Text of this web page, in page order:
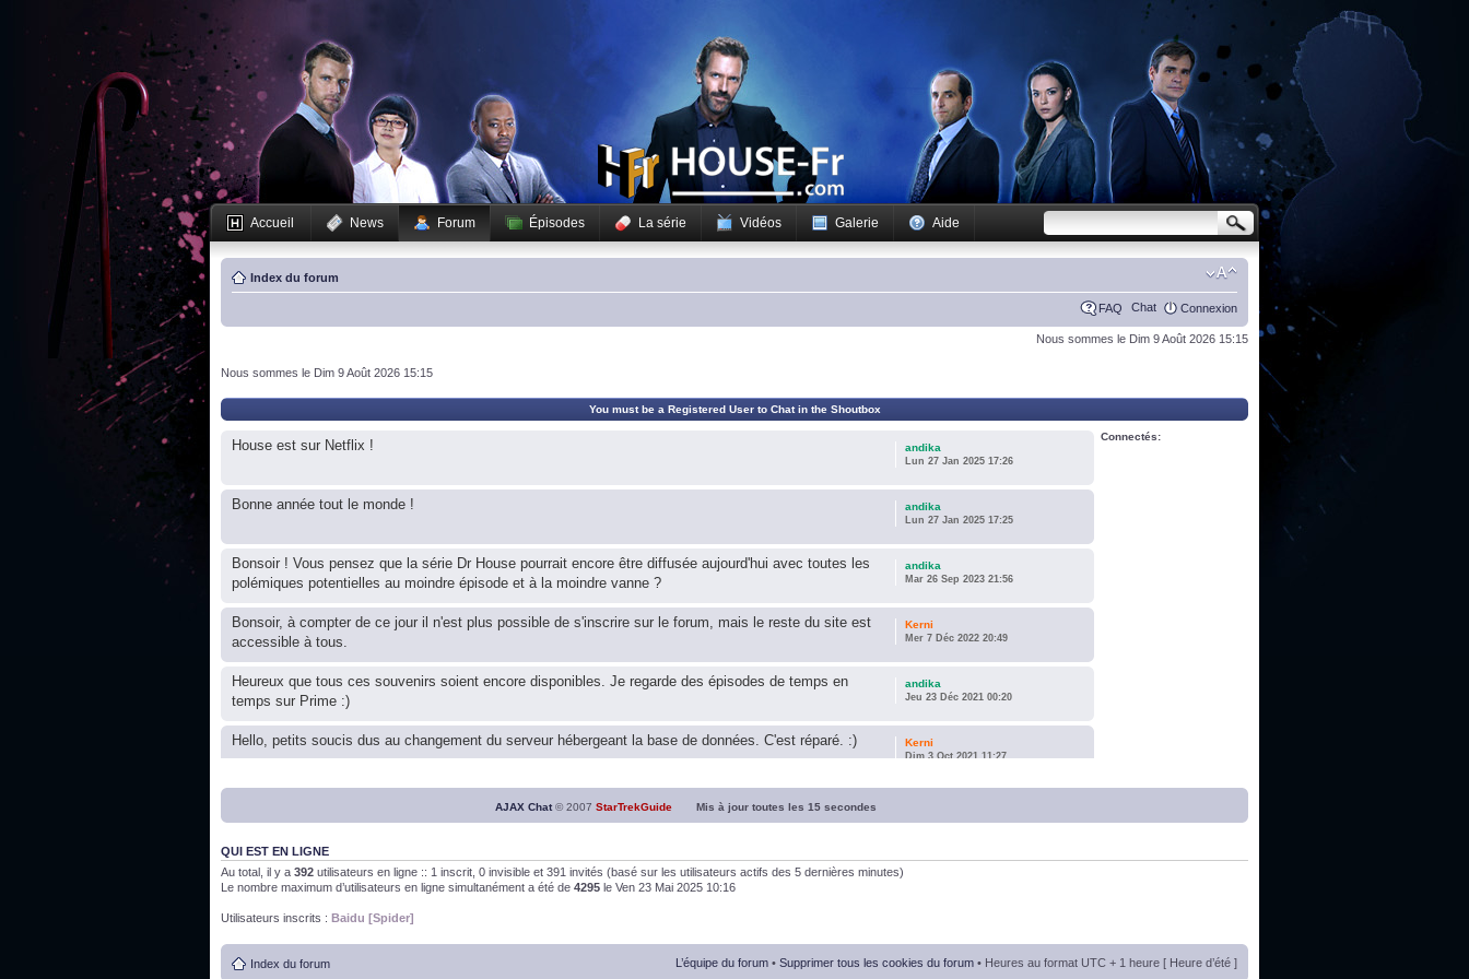
Accueil News Forum Épisodes La série Vidéos Galerie Aide
Index du forum
FAQ Chat Connexion
Nous sommes le Dim 9 Août 2026 15:15
Nous sommes le Dim 9 Août 2026 15:15
You must be a Registered User to Chat in the Shoutbox
House est sur Netflix ! andika
Lun 27 Jan 2025 17:26
Bonne année tout le monde ! andika
Lun 27 Jan 2025 17:25
Bonsoir ! Vous pensez que la série Dr House pourrait encore être diffusée aujourd'hui avec toutes les
polémiques potentielles au moindre épisode et à la moindre vanne ?
andika
Mar 26 Sep 2023 21:56
Bonsoir, à compter de ce jour il n'est plus possible de s'inscrire sur le forum, mais le reste du site est
accessible à tous.
Kerni
Mer 7 Déc 2022 20:49
Heureux que tous ces souvenirs soient encore disponibles. Je regarde des épisodes de temps en
temps sur Prime :)
andika
Jeu 23 Déc 2021 00:20
Hello, petits soucis dus au changement du serveur hébergeant la base de données. C'est réparé. :) Kerni
Dim 3 Oct 2021 11:27
Bon, 2020, ça n'a pas trop marché. JE vous souhaite une année 2021 plus belle que 2020 !
J'ai l'impression que nous n'avons pas fait les survivor des épisodes issus des saisons 6; 7 et 8 ! andika
Bonne année 2020 !
Connectés:
AJAX Chat© 2007 StarTrekGuide Mis à jour toutes les 15 secondes
QUI EST EN LIGNE
Au total, il y a 392 utilisateurs en ligne :: 1 inscrit, 0 invisible et 391 invités (basé sur les utilisateurs actifs des 5 dernières minutes)
Le nombre maximum d’utilisateurs en ligne simultanément a été de 4295 le Ven 23 Mai 2025 10:16
Utilisateurs inscrits : Baidu [Spider]
Index du forum L’équipe du forum • Supprimer tous les cookies du forum • Heures au format UTC + 1 heure [ Heure d’été ]